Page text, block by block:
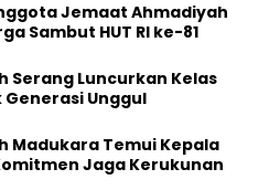
Jemaat Ahmadiyah
Sambut HUT RI ke-81
Serang Luncurkan Kelas
Unggul
Madukara Temui Kepala
Jaga Kerukunan